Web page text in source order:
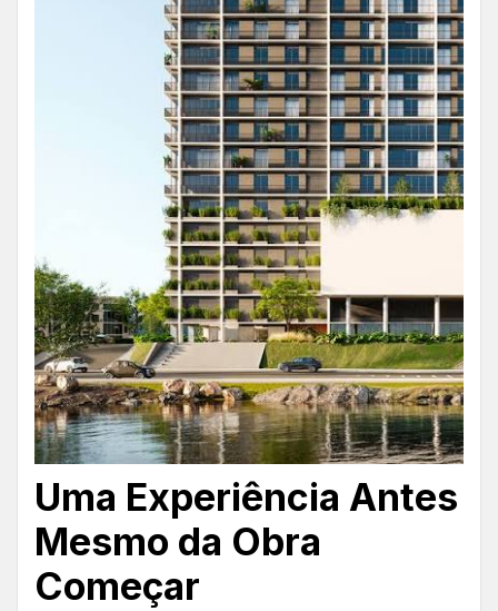
Uma Experiência Antes
Mesmo da Obra
Começar